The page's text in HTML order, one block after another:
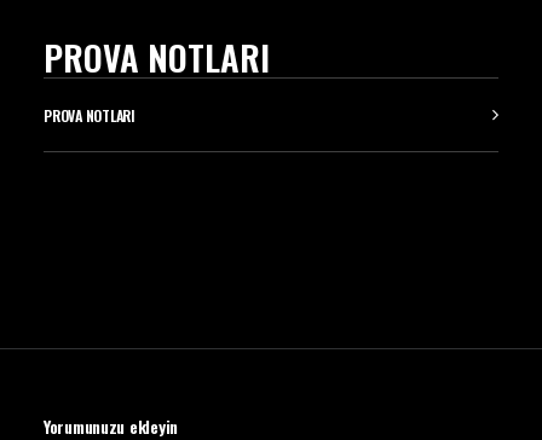
PROVA NOTLARI
PROVA NOTLARI
Yorumunuzu ekleyin